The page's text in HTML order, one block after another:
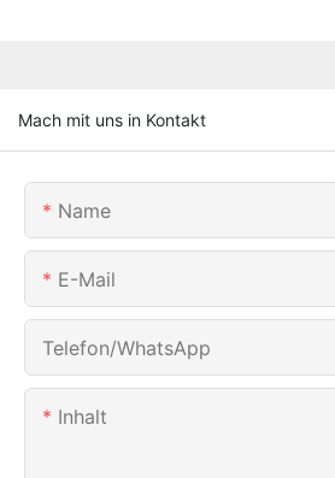
Mach mit uns in Kontakt
Name
E-Mail
Telefon/WhatsApp
Inhalt